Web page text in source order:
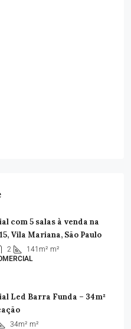
com 5 salas à venda na
Vila Mariana, São Paulo
2 141m² m²
Led Barra Funda – 34m²
34m² m²